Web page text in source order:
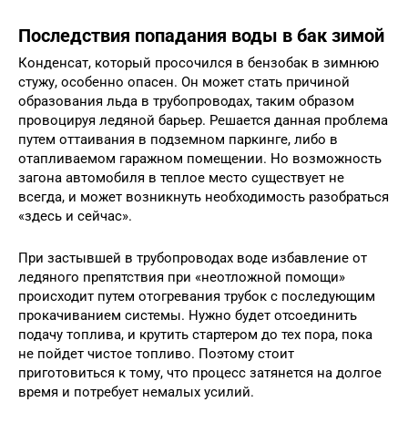
Последствия попадания воды в бак зимой
Конденсат, который просочился в бензобак в зимнюю
стужу, особенно опасен. Он может стать причиной
образования льда в трубопроводах, таким образом
провоцируя ледяной барьер. Решается данная проблема
путем оттаивания в подземном паркинге, либо в
отапливаемом гаражном помещении. Но возможность
загона автомобиля в теплое место существует не
всегда, и может возникнуть необходимость разобраться
«здесь и сейчас».
При застывшей в трубопроводах воде избавление от
ледяного препятствия при «неотложной помощи»
происходит путем отогревания трубок с последующим
прокачиванием системы. Нужно будет отсоединить
подачу топлива, и крутить стартером до тех пора, пока
не пойдет чистое топливо. Поэтому стоит
приготовиться к тому, что процесс затянется на долгое
время и потребует немалых усилий.